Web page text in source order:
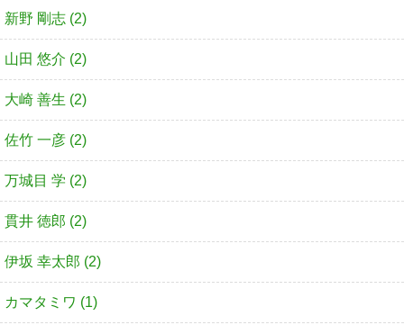
新野 剛志 (2)
山田 悠介 (2)
大崎 善生 (2)
佐竹 一彦 (2)
万城目 学 (2)
貫井 徳郎 (2)
伊坂 幸太郎 (2)
カマタミワ (1)